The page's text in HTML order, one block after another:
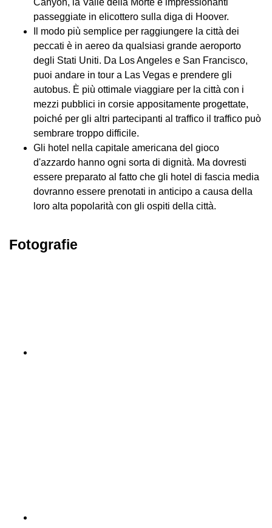
passeggiate in elicottero sulla diga di Hoover.
Il modo più semplice per raggiungere la città dei
peccati è in aereo da qualsiasi grande aeroporto
degli Stati Uniti. Da Los Angeles e San Francisco,
puoi andare in tour a Las Vegas e prendere gli
autobus. È più ottimale viaggiare per la città con i
mezzi pubblici in corsie appositamente progettate,
poiché per gli altri partecipanti al traffico il traffico può
sembrare troppo difficile.
Gli hotel nella capitale americana del gioco
d'azzardo hanno ogni sorta di dignità. Ma dovresti
essere preparato al fatto che gli hotel di fascia media
dovranno essere prenotati in anticipo a causa della
loro alta popolarità con gli ospiti della città.
Fotografie